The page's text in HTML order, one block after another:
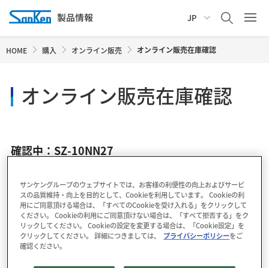
JP
HOME 購入 オンライン販売 オンライン販売在庫確認
オンライン販売在庫確認
確認中：SZ-10NN27
サンケングループのウェブサイトでは、お客様の利便性の向上およびサービ
スの品質維持・向上を目的として、Cookieを利用しています。 Cookieの利
用にご同意頂ける場合は、「すべてのCookieを受け入れる」をクリックして
ください。 Cookieの利用にご同意頂けない場合は、「すべて拒否する」をク
リックしてください。 Cookieの設定を変更する場合は、「Cookie設定」を
クリックしてください。 詳細につきましては、
プライバシーポリシーをご
確認ください。